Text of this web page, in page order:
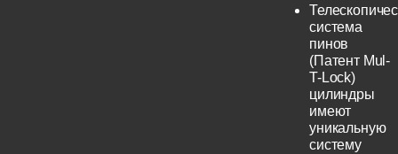
система
пинов
(Патент Mul-
T-Lock)
цилиндры
имеют
уникальную
систему